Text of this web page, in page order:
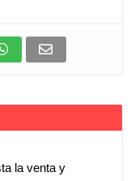
la venta y